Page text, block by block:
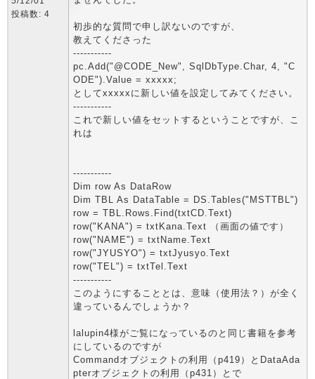
投稿数: 4
初歩的な質問で申し訳ないのですが、
教えてくださった
-----------
pc.Add("@CODE_New", SqlDbType.Char, 4, "C
ODE").Value = xxxxx;
としてxxxxxに新しい値を設定してみてください。
-----------
これで新しい値をセットするということですが、こ
れは
-----------
Dim row As DataRow
Dim TBL As DataTable = DS.Tables("MSTTBL")
row = TBL.Rows.Find(txtCD.Text)
row("KANA") = txtKana.Text （画面の値です）
row("NAME") = txtName.Text
row("JYUSYO") = txtJyusyo.Text
row("TEL") = txtTel.Text
-----------
このようにすることとは、意味（使用法？）が全く
違っているんでしょうか？
lalupin4様がご覧になっているのと同じ書籍を参考
にしているのですが
Commandオブジェクトの利用（p419）とDataAda
pterオブジェクトの利用（p431）とで